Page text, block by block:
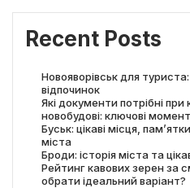
Recent Posts
Новояворівськ для туриста:
відпочинок
Які документи потрібні при
новобудові: ключові
Буськ: цікаві місця,
міста
Броди: історія міста та
Рейтинг кавових зерен за
обрати ідеальний варіант?